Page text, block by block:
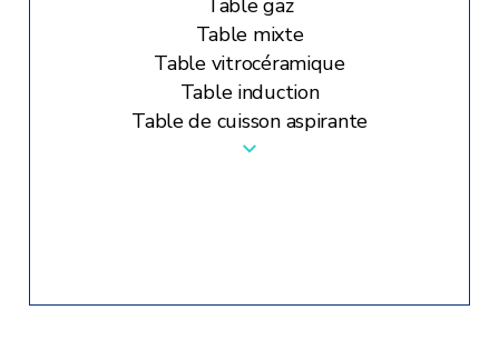
Table gaz
Table mixte
Table vitrocéramique
Table induction
Table de cuisson aspirante